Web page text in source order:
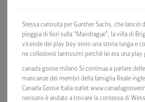
Stessa curiosità per Gunther Sachs, che lanciò
pioggia di fiori sulla “Mandrague”, la villa di
vicende dei play boy sono una storia lunga e
ne collezionò tantissimi perchè lei era una play
canada goose milano Si continua a parlare
mancanze dei membri della famiglia Reale
Canada Goose Italia outlet
nessuno è andato a trovare la contessa di